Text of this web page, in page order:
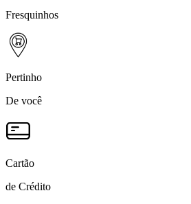
Fresquinhos
Pertinho
De você
Cartão
de Crédito